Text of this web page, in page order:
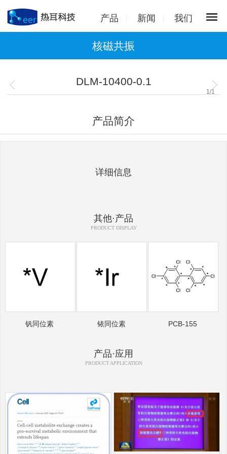
产品 新闻 我们
核磁共振
DLM-10400-0.1
1 /1
产品简介
详细信息
其他·产品
PRODUCT DISPLAY
钒同位素 铱同位素 PCB-155
产品·应用
PRODUCT APPLICATION